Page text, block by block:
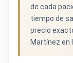
de cada
tiempo de
precio
Martínez en